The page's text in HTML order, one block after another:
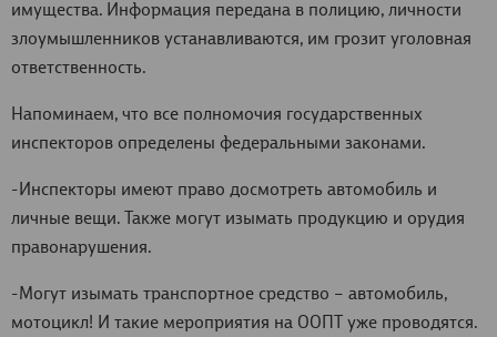
имущества. Информация передана в полицию, личности
злоумышленников устанавливаются, им грозит уголовная
ответственность.
Напоминаем, что все полномочия государственных
инспекторов определены федеральными законами.
-Инспекторы имеют право досмотреть автомобиль и
личные вещи. Также могут изымать продукцию и орудия
правонарушения.
-Могут изымать транспортное средство – автомобиль,
мотоцикл! И такие мероприятия на ООПТ уже проводятся.